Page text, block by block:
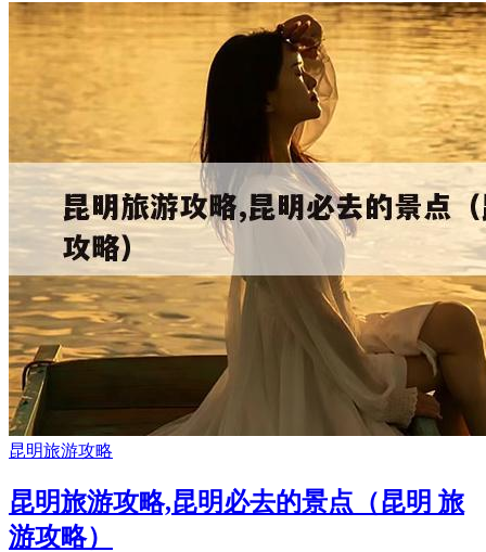
昆明旅游攻略
昆明旅游攻略,昆明必去的景点（昆明 旅
游攻略）